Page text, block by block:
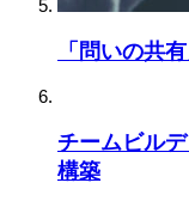
「問いの共
チームビル
構築